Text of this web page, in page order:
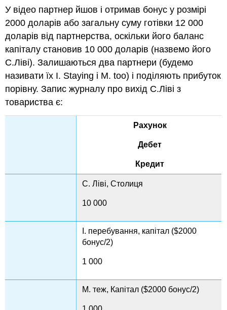
У відео партнер йшов і отримав бонус у розмірі
2000 доларів або загальну суму готівки 12 000
доларів від партнерства, оскільки його баланс
капіталу становив 10 000 доларів (назвемо його
С.Ліві). Залишаються два партнери (будемо
називати їх I. Staying і M. too) і поділяють прибуток
порівну. Запис журналу про вихід С.Ліві з
товариства є:
Рахунок
Дебет
Кредит
С. Ліві, Столиця
10 000
I. перебування, капітал ($2000
бонус/2)
1 000
М. теж, Капітал ($2000 бонус/2)